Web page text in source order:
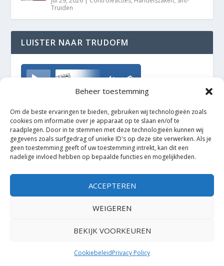
Beheer toestemming
Om de beste ervaringen te bieden, gebruiken wij technologieën zoals
cookies om informatie over je apparaat op te slaan en/of te
raadplegen. Door in te stemmen met deze technologieën kunnen wij
gegevens zoals surfgedrag of unieke ID's op deze site verwerken. Als je
geen toestemming geeft of uw toestemming intrekt, kan dit een
nadelige invloed hebben op bepaalde functies en mogelijkheden.
ACCEPTEREN
WEIGEREN
BEKIJK VOORKEUREN
CookiebeleidPrivacy Policy
Truiden
LUISTER NAAR TRUDOFM
TrudoFM
Elegant Themes| Mogelijk gemaakt door